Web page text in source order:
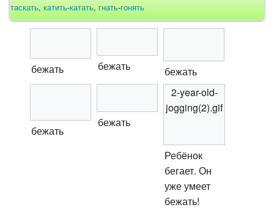
таскать, катить-катать, гнать-гонять
бежать бежать бежать
бежать
бежать
2-year-old-
jogging(2).gif
Ребёнок
бегает. Он
уже умеет
бежать!